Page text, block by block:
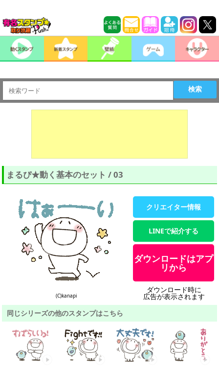
検索
まるぴ★動く基本のセット / 03
(C)kanapi
クリエイター情報
LINEで紹介する
ダウンロードはアプ
リから
ダウンロード時に
広告が表示されます
同じシリーズの他のスタンプはこちら